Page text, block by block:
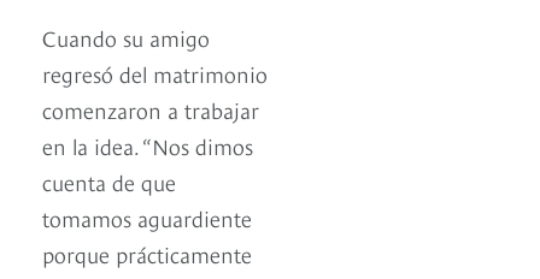
Cuando su amigo
regresó del matrimonio
comenzaron a trabajar
en la idea. “Nos dimos
cuenta de que
tomamos aguardiente
porque prácticamente